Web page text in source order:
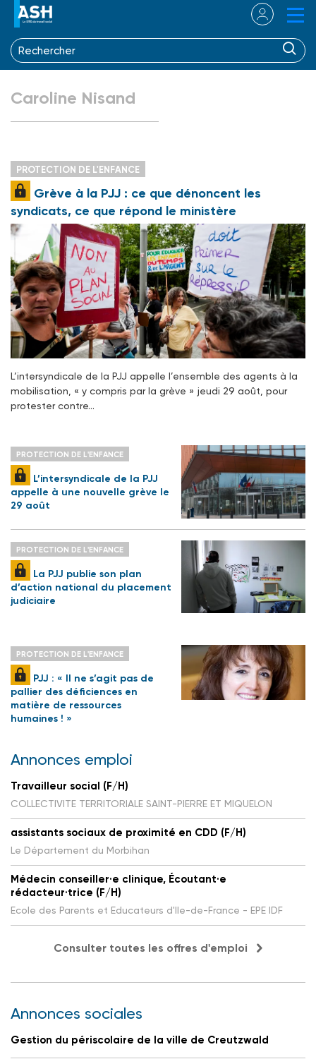
Caroline Nisand
PROTECTION DE L'ENFANCE
Grève à la PJJ : ce que dénoncent les
syndicats, ce que répond le ministère
L’intersyndicale de la PJJ appelle l’ensemble des agents à la
mobilisation, « y compris par la grève » jeudi 29 août, pour
protester contre…
PROTECTION DE L'ENFANCE
L’intersyndicale de la PJJ
appelle à une nouvelle grève le
29 août
PROTECTION DE L'ENFANCE
La PJJ publie son plan
d’action national du placement
judiciaire
PROTECTION DE L'ENFANCE
PJJ : « Il ne s’agit pas de
pallier des déficiences en
matière de ressources
humaines ! »
Annonces emploi
Travailleur social (F/H)
COLLECTIVITE TERRITORIALE SAINT-PIERRE ET MIQUELON
assistants sociaux de proximité en CDD (F/H)
Le Département du Morbihan
Médecin conseiller·e clinique, Écoutant·e
rédacteur·trice (F/H)
Ecole des Parents et Educateurs d'Ile-de-France - EPE IDF
Consulter toutes les offres d'emploi
Annonces sociales
Gestion du périscolaire de la ville de Creutzwald